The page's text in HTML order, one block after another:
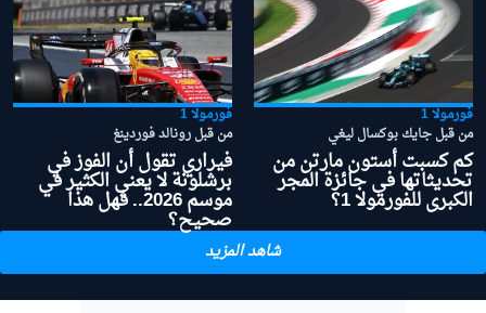
فورمولا 1
من قبل جايك بوكسال ليغي
كم كسبت أستون مارتن من
تحديثاتها في جائزة المجر
الكبرى للفورمولا 1؟
فورمولا 1
من قبل رونالد فوردينغ
فيراري تقول أن الفوز في
برشلونة لا يعني الكثير في
موسم 2026.. فهل هذا
صحيح؟
شاهد المزيد